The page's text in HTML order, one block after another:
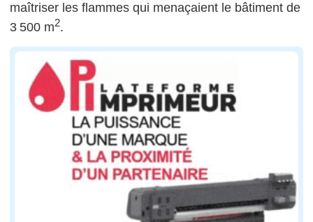
maîtriser les flammes qui menaçaient le bâtiment de
3 500 m2.